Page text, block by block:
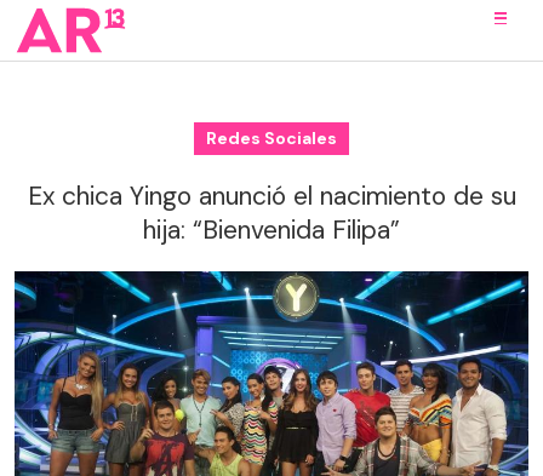
Redes Sociales
Ex chica Yingo anunció el nacimiento de su
hija: “Bienvenida Filipa”